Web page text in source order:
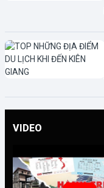
VIDEO